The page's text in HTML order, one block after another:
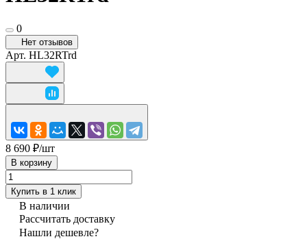
0
Нет отзывов
Арт. HL32RTrd
8 690 ₽/шт
В корзину
Купить в 1 клик
В наличии
Рассчитать доставку
Нашли дешевле?